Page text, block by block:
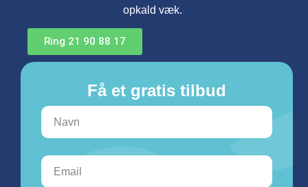
opkald væk.
Ring 21 90 88 17
Få et gratis tilbud